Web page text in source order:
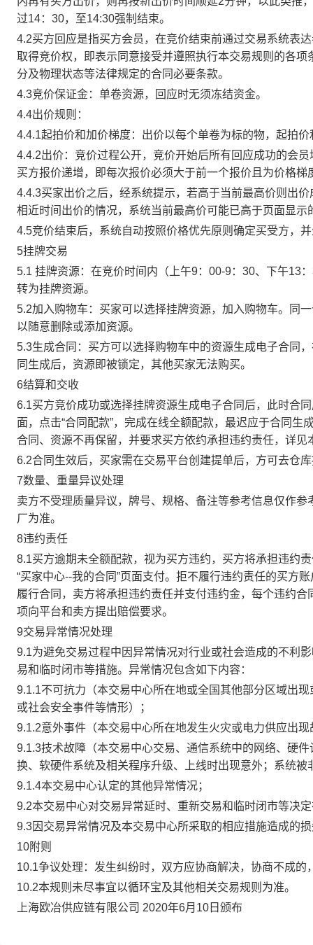
过14：30，至14:30强制结束。
4.2买方回应是指买方会员，在竞价结束前通过交易系统表
取得竞价权，即表示同意接受并遵照执行本交易规则的各
分及物理状态等法律规定的合同必要条款。
4.3竞价保证金：单卷资源，回应时无须冻结资金。
4.4出价规则：
4.4.1起拍价和加价梯度：出价以每个单卷为标的物，起拍
4.4.2出价：竞价过程公开，竞价开始后所有回应成功的会
买方报价递增，即每次报价必须大于前一个报价且为价格
4.4.3买家出价之后，经系统提示，若高于当前最高价则出
相近时间出价的情况，系统当前最高价可能已高于页面显示
4.5竞价结束后，系统自动按照价格优先原则确定买受方，
5挂牌交易
5.1 挂牌资源：在竞价时间内（上午9：00-9：30、下午13
转为挂牌资源。
5.2加入购物车：买家可以选择挂牌资源，加入购物车。同
以随意删除或添加资源。
5.3生成合同：买方可以选择购物车中的资源生成电子合同
同生成后，资源即被锁定，其他买家无法购买。
6结算和交收
6.1买方竞价成功或选择挂牌资源生成电子合同后，此时合
面，点击“合同配款”，完成在线全额配款，最迟应于合同
合同、资源不再保留，并要求买方依约承担违约责任，详见
6.2合同生效后，买家需在交易平台创建提单后，方可去仓
7数量、重量异议处理
卖方不受理质量异议，牌号、规格、备注等参考信息仅作
厂为准。
8违约责任
8.1买方逾期未全额配款，视为买方违约，买方将承担违约
“买家中心--我的合同”页面支付。拒不履行违约责任的买方
履行合同，卖方将承担违约责任并支付违约金，每个违约
项向平台和卖方提出赔偿要求。
9交易异常情况处理
9.1为避免交易过程中因异常情况对行业或社会造成的不利
易和临时闭市等措施。异常情况包含如下内容：
9.1.1不可抗力（本交易中心所在地或全国其他部分区域出
或社会安全事件等情形）；
9.1.2意外事件（本交易中心所在地发生火灾或电力供应出
9.1.3技术故障（本交易中心交易、通信系统中的网络、硬
换、软硬件系统及相关程序升级、上线时出现意外；系统
9.1.4本交易中心认定的其他异常情况；
9.2本交易中心对交易异常延时、重新交易和临时闭市等决
9.3因交易异常情况及本交易中心所采取的相应措施造成的
10附则
10.1争议处理：发生纠纷时，双方应协商解决，协商不成
10.2本规则未尽事宜以循环宝及其他相关交易规则为准。
上海欧冶供应链有限公司 2020年6月10日颁布